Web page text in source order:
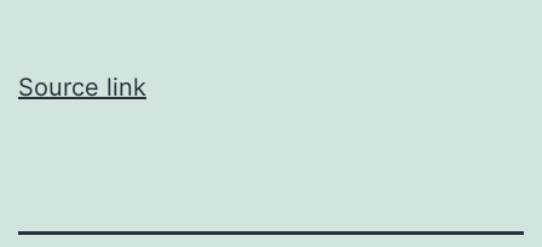
Source link